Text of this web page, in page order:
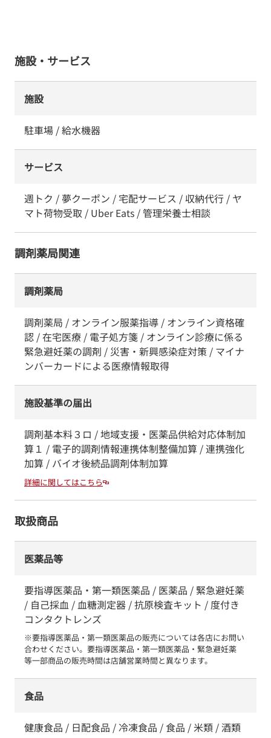
施設・サービス
施設
駐車場 / 給水機器
サービス
週トク / 夢クーポン / 宅配サービス / 収納代行 / ヤ
マト荷物受取 / Uber Eats / 管理栄養士相談
調剤薬局関連
調剤薬局
調剤薬局 / オンライン服薬指導 / オンライン資格確
認 / 在宅医療 / 電子処方箋 / オンライン診療に係る
緊急避妊薬の調剤 / 災害・新興感染症対策 / マイナ
ンバーカードによる医療情報取得
施設基準の届出
調剤基本料３ロ / 地域支援・医薬品供給対応体制加
算１ / 電子的調剤情報連携体制整備加算 / 連携強化
加算 / バイオ後続品調剤体制加算
詳細に関してはこちら
取扱商品
医薬品等
要指導医薬品・第一類医薬品 / 医薬品 / 緊急避妊薬
/ 自己採血 / 血糖測定器 / 抗原検査キット / 度付き
コンタクトレンズ
※要指導医薬品・第一類医薬品の販売については各店にお問い
合わせください。要指導医薬品・第一類医薬品・緊急避妊薬
等一部商品の販売時間は店舗営業時間と異なります。
食品
健康食品 / 日配食品 / 冷凍食品 / 食品 / 米類 / 酒類